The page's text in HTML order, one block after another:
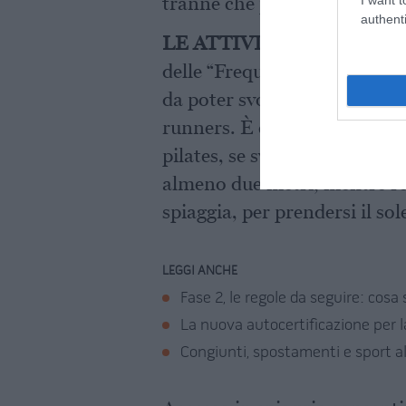
LE ATTIVITA’ NEI
delle “Frequently asked
da poter svolgere nei parchi
runners. È consentito
pilates, se svolta
almeno due metri, mentre
spiaggia, per prendersi il
LEGGI ANCHE
Fase 2, le regole da seguire:
La nuova autocertificazione per
Congiunti, spostamenti e sport